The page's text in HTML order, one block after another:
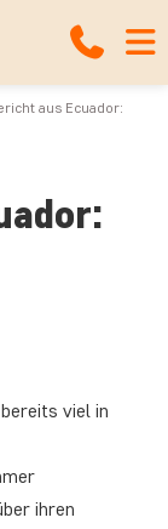
aus Ecuador:
viel in
ihren